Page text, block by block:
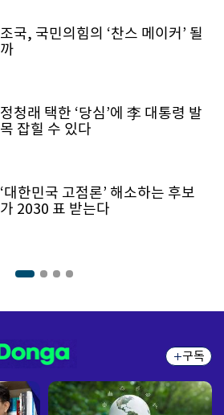
조국, 국민의힘의 ‘찬스 메이커’ 될
까
정청래 택한 ‘당심’에 李 대통령 발
목 잡힐 수 있다
‘대한민국 고점론’ 해소하는 후보
가 2030 표 받는다
구독